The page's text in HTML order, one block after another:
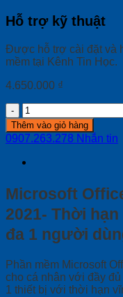
Hỗ trợ kỹ thuật
Được hỗ trợ cài đặt và
mềm tại Kênh Tin Học.
4.650.000 ₫
Phần
mềm
Microsoft
Office
Home
2021
(vĩnh
viễn,
1
dùng,
1
thiết
Thêm vào giỏ hàng
0907.263.278 Nhắn tin
Microsoft
2021- Thời
đa 1 người
Phần mềm Microsoft
cho cá nhân với đầy
1 thiết bị với thời hạn